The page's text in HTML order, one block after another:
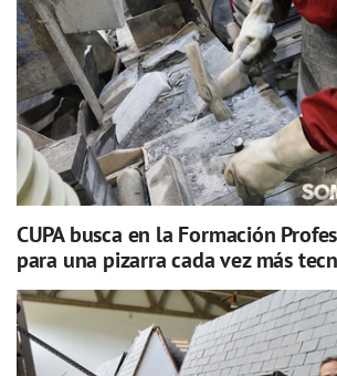
CUPA busca en la Formación
para una pizarra cada vez más